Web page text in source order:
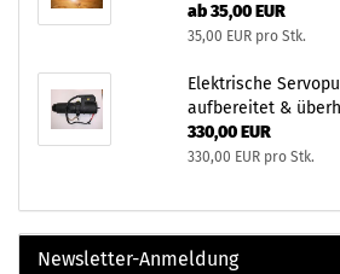
ab 35,00 EUR
35,00 EUR pro Stk.
Elektrische
aufbereitet &
330,00 EUR
330,00 EUR pro Stk.
Newsletter-Anmeldung